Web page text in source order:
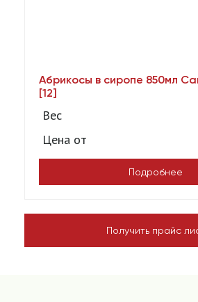
Абрикосы в сиропе 850мл
[12]
Вес
Цена от
Подробнее
Получить прайс